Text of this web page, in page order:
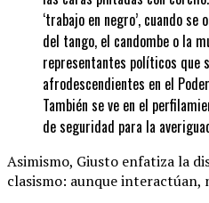
‘trabajo en negro’, cuando
del tango, el candombe o la
representantes políticos que
afrodescendientes en el
También se ve en el
de seguridad para la
Asimismo, Giusto enfatiza la
clasismo: aunque interactúan,